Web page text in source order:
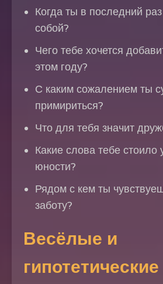
Когда ты в последний
собой?
Чего тебе хочется
этом году?
С каким сожалением ты
примириться?
Что для тебя значит
Какие слова тебе стоило
юности?
Рядом с кем ты
заботу?
Весёлые и
гипотетические